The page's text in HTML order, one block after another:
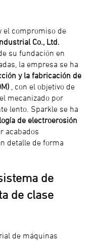
el compromiso de
Co., Ltd.
su fundación en
la empresa se ha
y la fabricación de
, con el objetivo de
mecanizado por
lento. Sparkle se ha
de electroerosión
acabados
detalle de forma
de
de clase
de máquinas